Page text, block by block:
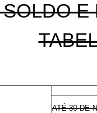
E
ATÉ 30 DE